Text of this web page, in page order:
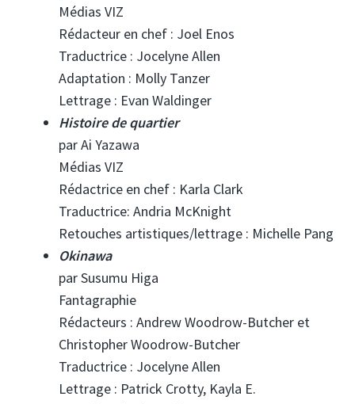
Médias VIZ
Rédacteur en chef : Joel Enos
Traductrice : Jocelyne Allen
Adaptation : Molly Tanzer
Lettrage : Evan Waldinger
Histoire de quartier
par Ai Yazawa
Médias VIZ
Rédactrice en chef : Karla Clark
Traductrice: Andria McKnight
Retouches artistiques/lettrage : Michelle Pang
Okinawa
par Susumu Higa
Fantagraphie
Rédacteurs : Andrew Woodrow-Butcher et
Christopher Woodrow-Butcher
Traductrice : Jocelyne Allen
Lettrage : Patrick Crotty, Kayla E.